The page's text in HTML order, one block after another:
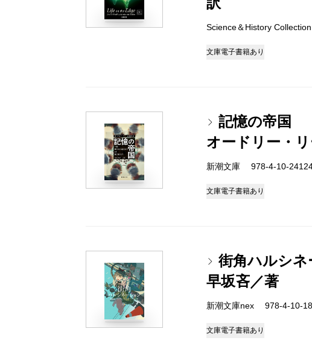
Science＆History
文庫電子書籍あり
記憶の帝国
オードリー・
新潮文庫 978-4-10-
文庫電子書籍あり
街角ハルシ
早坂吝／著
新潮文庫nex 978-4-10-
文庫電子書籍あり